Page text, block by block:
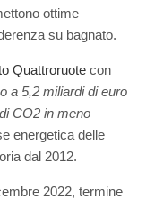
ottime
su bagnato.
Quattroruote con
a 5,2 miliardi di euro
CO2 in meno
energetica delle
dal 2012.
2022, termine